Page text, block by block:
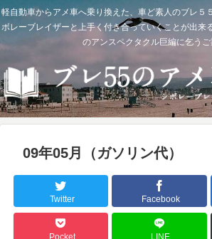
軽自動車からアメ車へ乗り換えた、車ど素人のブレ５
ボレーブレイザーと上手く付き合っていくことが出来
のアンスペクタクル巨編に乞うご
09年05月（ガソリン代）
Twitter Facebook
Pocket LINE